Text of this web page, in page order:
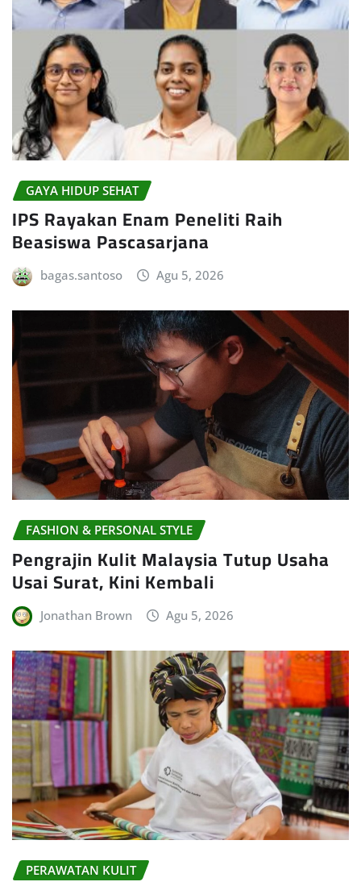
GAYA HIDUP SEHAT
IPS Rayakan Enam Peneliti Raih
Beasiswa Pascasarjana
bagas.santoso Agu 5, 2026
FASHION & PERSONAL STYLE
Pengrajin Kulit Malaysia Tutup Usaha
Usai Surat, Kini Kembali
Jonathan Brown Agu 5, 2026
PERAWATAN KULIT